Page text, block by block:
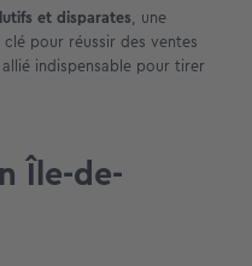
et disparates, une
pour réussir des ventes
indispensable pour tirer
Île-de-